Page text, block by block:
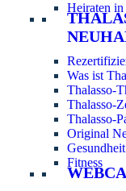
Heiraten
Was ist
Thalasso-
Thalasso-
Thalasso-
Original
Gesundheit
Fitness